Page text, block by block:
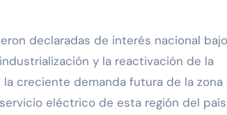
declaradas de interés nacional bajo
y la reactivación de la
creciente demanda futura de la zona
eléctrico de esta región del